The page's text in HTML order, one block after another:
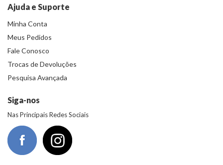
Ajuda e Suporte
Minha Conta
Meus Pedidos
Fale Conosco
Trocas de Devoluções
Pesquisa Avançada
Siga-nos
Nas Principais Redes Sociais